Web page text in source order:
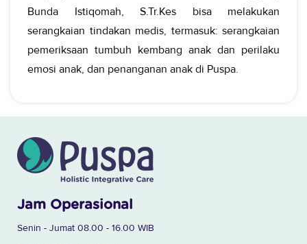
Bunda Istiqomah, S.Tr.Kes bisa melakukan
serangkaian tindakan medis, termasuk: serangkaian
pemeriksaan tumbuh kembang anak dan perilaku
emosi anak, dan penanganan anak di Puspa.
Jam Operasional
Senin - Jumat 08.00 - 16.00 WIB